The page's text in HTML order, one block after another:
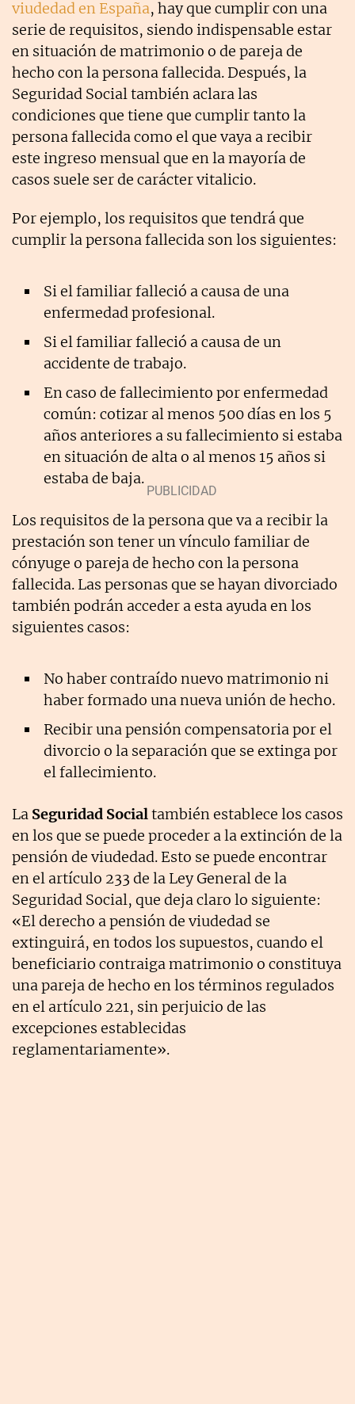
viudedad en España, hay que cumplir con una
serie de requisitos, siendo indispensable estar
en situación de matrimonio o de pareja de
hecho con la persona fallecida. Después, la
Seguridad Social también aclara las
condiciones que tiene que cumplir tanto la
persona fallecida como el que vaya a recibir
este ingreso mensual que en la mayoría de
casos suele ser de carácter vitalicio.
Por ejemplo, los requisitos que tendrá que
cumplir la persona fallecida son los siguientes:
Si el familiar falleció a causa de una
enfermedad profesional.
Si el familiar falleció a causa de un
accidente de trabajo.
En caso de fallecimiento por enfermedad
común: cotizar al menos 500 días en los 5
años anteriores a su fallecimiento si estaba
en situación de alta o al menos 15 años si
estaba de baja.
Los requisitos de la persona que va a recibir la
prestación son tener un vínculo familiar de
cónyuge o pareja de hecho con la persona
fallecida. Las personas que se hayan divorciado
también podrán acceder a esta ayuda en los
siguientes casos:
No haber contraído nuevo matrimonio ni
haber formado una nueva unión de hecho.
Recibir una pensión compensatoria por el
divorcio o la separación que se extinga por
el fallecimiento.
La Seguridad Socialtambién establece los casos
en los que se puede proceder a la extinción de la
pensión de viudedad. Esto se puede encontrar
en el artículo 233 de la Ley General de la
Seguridad Social, que deja claro lo siguiente:
«El derecho a pensión de viudedad se
extinguirá, en todos los supuestos, cuando el
beneficiario contraiga matrimonio o constituya
una pareja de hecho en los términos regulados
en el artículo 221, sin perjuicio de las
excepciones establecidas
reglamentariamente».